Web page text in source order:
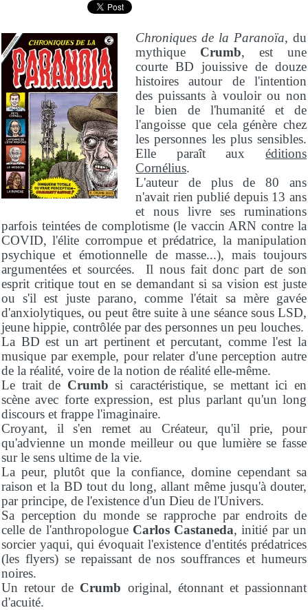
Chroniques de la Paranoïa, du
mythique Crumb, est une
courte BD jouissive de douze
histoires autour de l'intention
des puissants à vouloir ou non
le bien de l'humanité et de
l'angoisse que cela génère chez
les personnes les plus sensibles.
Elle paraît aux éditions
Cornélius.
L'auteur de plus de 80 ans
n'avait rien publié depuis 13 ans
et nous livre ses ruminations
parfois teintées de complotisme (le vaccin ARN contre la
COVID, l'élite corrompue et prédatrice, la manipulation
psychique et émotionnelle de masse...), mais toujours
argumentées et sourcées. Il nous fait donc part de son
esprit critique tout en se demandant si sa vision est juste
ou s'il est juste parano, comme l'était sa mère gavée
d'anxiolytiques, ou peut être suite à une séance sous LSD,
jeune hippie, contrôlée par des personnes un peu louches.
La BD est un art pertinent et percutant, comme l'est la
musique par exemple, pour relater d'une perception autre
de la réalité, voire de la notion de réalité elle-même.
Le trait de Crumb si caractéristique, se mettant ici en
scène avec forte expression, est plus parlant qu'un long
discours et frappe l'imaginaire.
Croyant, il s'en remet au Créateur, qu'il prie, pour
qu'advienne un monde meilleur ou que lumière se fasse
sur le sens ultime de la vie.
La peur, plutôt que la confiance, domine cependant sa
raison et la BD tout du long, allant même jusqu'à douter,
par principe, de l'existence d'un Dieu de l'Univers.
Sa perception du monde se rapproche par endroits de
celle de l'anthropologue Carlos Castaneda, initié par un
sorcier yaqui, qui évoquait l'existence d'entités prédatrices
(les flyers) se repaissant de nos souffrances et humeurs
noires.
Un retour de Crumb original, étonnant et passionnant
d'acuité.